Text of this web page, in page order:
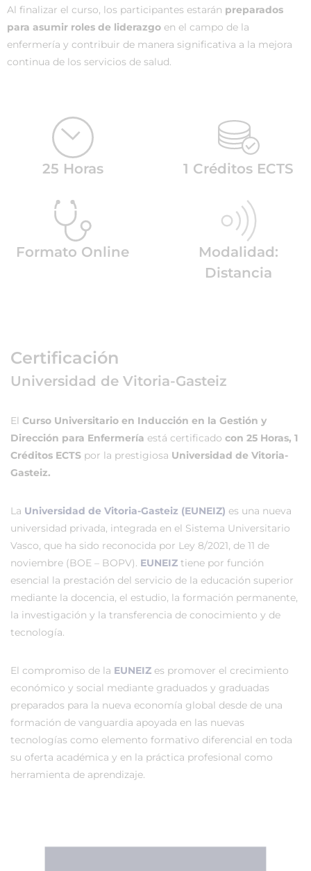
Al finalizar el curso, los participantes estarán preparados
para asumir roles de liderazgo en el campo de la
enfermería y contribuir de manera significativa a la mejora
continua de los servicios de salud.
25 Horas 1 Créditos ECTS
Formato Online
Modalidad:
Distancia
Certificación
Universidad de Vitoria-Gasteiz
El Curso Universitario en Inducción en la Gestión y
Dirección para Enfermería está certificado con 25 Horas, 1
Créditos ECTS por la prestigiosa Universidad de Vitoria-
Gasteiz.
La Universidad de Vitoria-Gasteiz (EUNEIZ) es una nueva
universidad privada, integrada en el Sistema Universitario
Vasco, que ha sido reconocida por Ley 8/2021, de 11 de
noviembre (BOE – BOPV). EUNEIZ tiene por función
esencial la prestación del servicio de la educación superior
mediante la docencia, el estudio, la formación permanente,
la investigación y la transferencia de conocimiento y de
tecnología.
El compromiso de la EUNEIZ es promover el crecimiento
económico y social mediante graduados y graduadas
preparados para la nueva economía global desde de una
formación de vanguardia apoyada en las nuevas
tecnologías como elemento formativo diferencial en toda
su oferta académica y en la práctica profesional como
herramienta de aprendizaje.